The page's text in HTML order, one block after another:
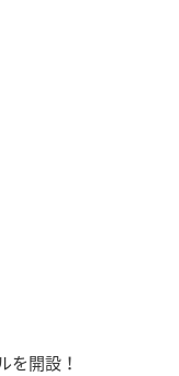
を開設！